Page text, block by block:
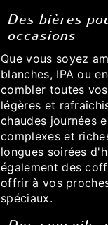
Des bières
occasions
Que vous soyez
blanches, IPA ou
combler toutes
légères et
chaudes journées
complexes et
longues soirées
également des
offrir à vos
spéciaux.